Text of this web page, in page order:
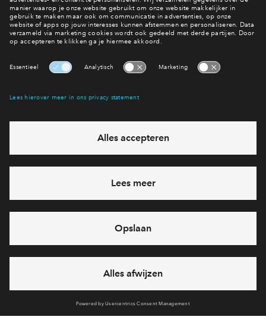
Interesse? Meld je dan snel aan
Hiermee blijf je op de hoogte van het belangrijkste nieuws en
Ja, ik wil mij aanmelden
Heb je een vraag en wil je direct antwoord? Bel ons op
712 27 15
feestdagen)
vandaag gesloten, maandag zijn we vanaf
09:00 uur weer
bereikbaar